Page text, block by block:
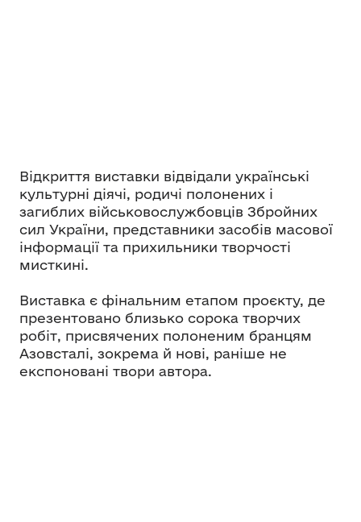
Відкриття виставки відвідали українські
культурні діячі, родичі полонених і
загиблих військовослужбовців Збройних
сил України, представники засобів масової
інформації та прихильники творчості
мисткині.
Виставка є фінальним етапом проєкту, де
презентовано близько сорока творчих
робіт, присвячених полоненим бранцям
Азовсталі, зокрема й нові, раніше не
експоновані твори автора.